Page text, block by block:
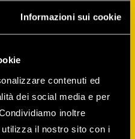
Informazioni sui cookie
contenuti ed
dei social media e per
inoltre
il nostro sito con i
en beheren, en